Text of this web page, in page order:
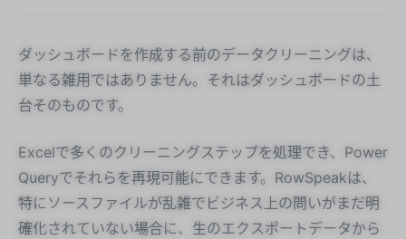
ダッシュボードを作成する前のデータクリーニングは、
単なる雑用ではありません。それはダッシュボードの土
台そのものです。
Excelで多くのクリーニングステップを処理でき、Power
Queryでそれらを再現可能にできます。RowSpeakは、
特にソースファイルが乱雑でビジネス上の問いがまだ明
確化されていない場合に、生のエクスポートデータから